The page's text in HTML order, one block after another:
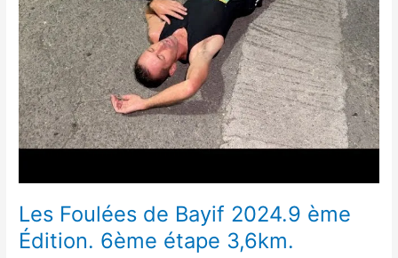
Les Foulées de Bayif 2024.9 ème
Édition. 6ème étape 3,6km.
ème
Édition.
6ème
étape
3,6km.